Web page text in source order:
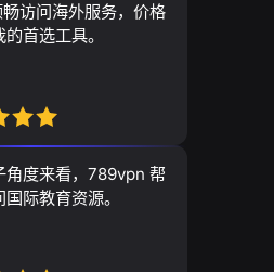
访问海外服务，价格
首选工具。
角度来看，789vpn 帮
际教育资源。